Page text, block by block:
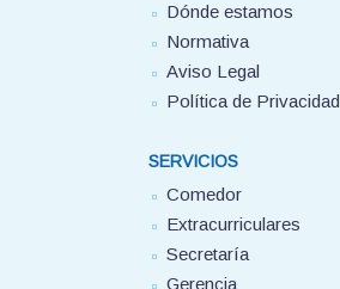
Dónde estamos
Normativa
Aviso Legal
Política de Privacidad
SERVICIOS
Comedor
Extracurriculares
Secretaría
Gerencia